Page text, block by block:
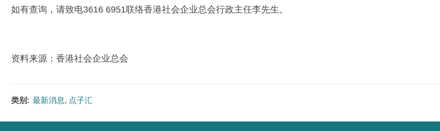
如有查询，请致电3616 6951联络香港社会企业总会行政主任李先生。
资料来源：香港社会企业总会
类别: 最新消息, 点子汇